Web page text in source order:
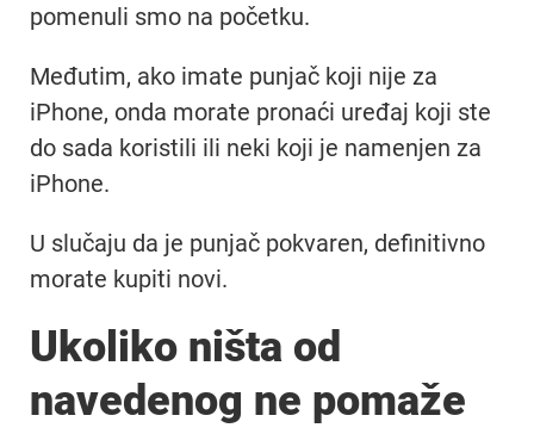
pomenuli smo na početku.
Međutim, ako imate punjač koji nije za
iPhone, onda morate pronaći uređaj koji ste
do sada koristili ili neki koji je namenjen za
iPhone.
U slučaju da je punjač pokvaren, definitivno
morate kupiti novi.
Ukoliko ništa od
navedenog ne pomaže